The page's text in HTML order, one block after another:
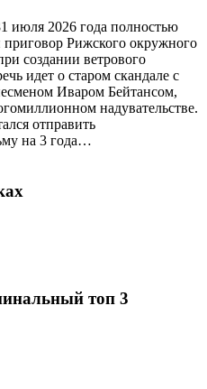
июля 2026 года полностью
Рижского окружного
создании ветрового
идет о старом скандале с
Иваром Бейтансом,
надувательстве.
отправить
на 3 года…
топ 3